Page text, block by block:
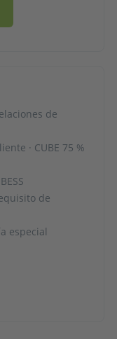
de
· CUBE 75 %
de
especial